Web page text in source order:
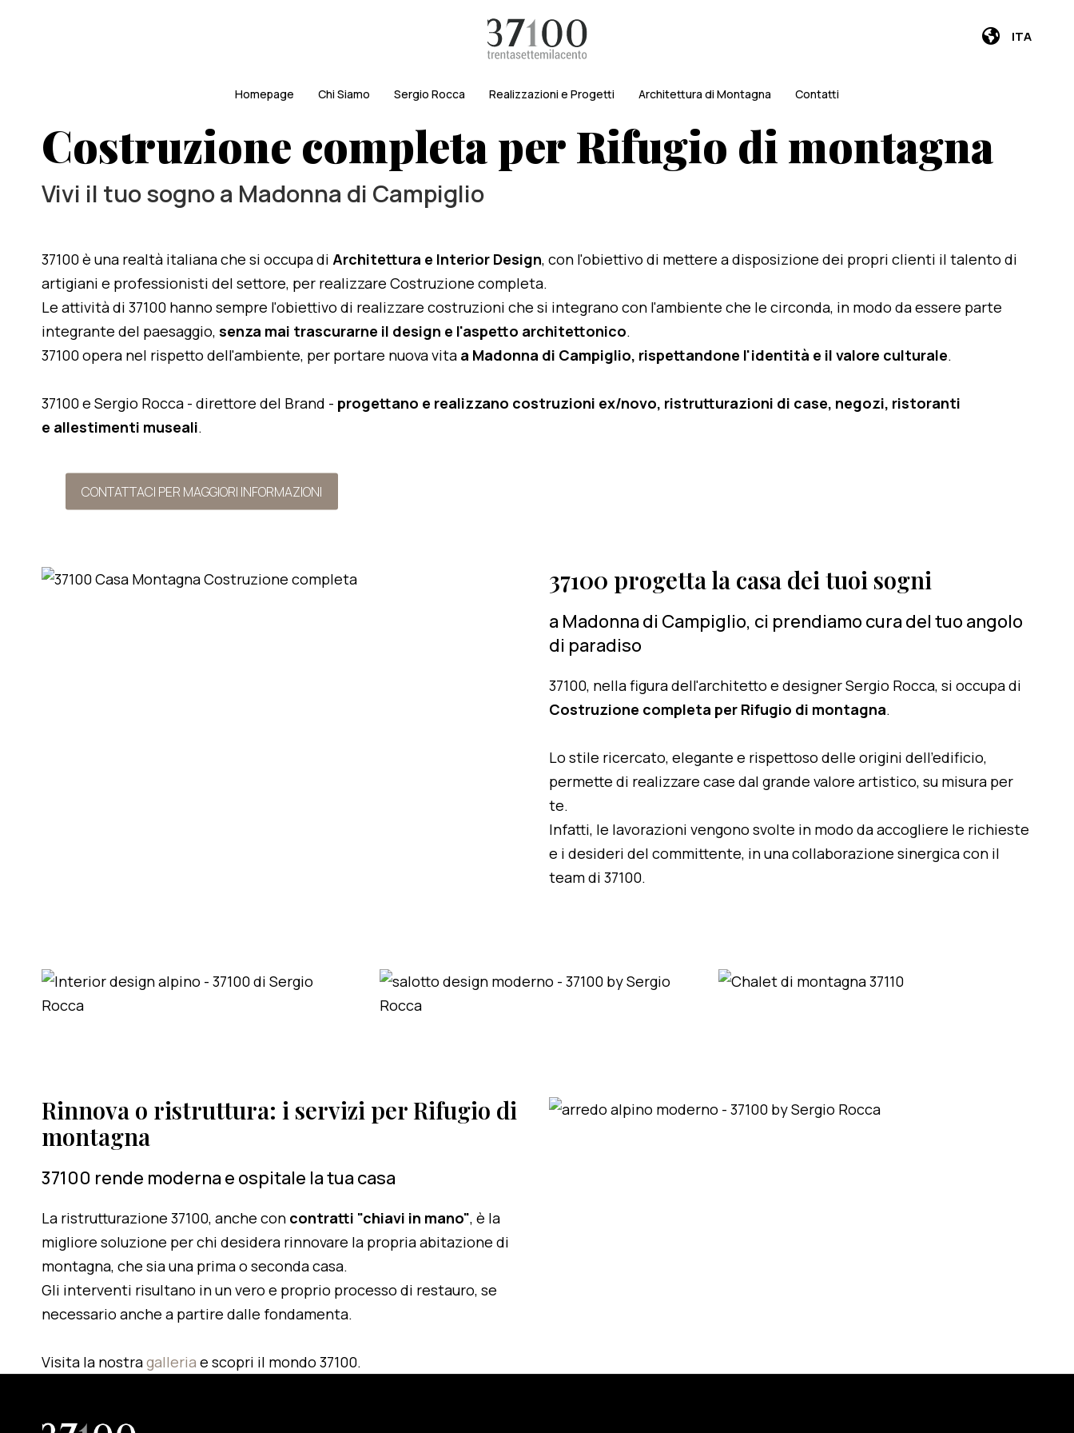
ITA
Homepage Chi Siamo Sergio Rocca Realizzazioni e Progetti Architettura di Montagna Contatti
Costruzione completa per Rifugio di montagna
Vivi il tuo sogno a Madonna di Campiglio
37100 è una realtà italiana che si occupa di Architettura e Interior Design, con l'obiettivo di mettere a disposizione dei propri clienti il talento di
artigiani e professionisti del settore, per realizzare Costruzione completa.
Le attività di 37100 hanno sempre l'obiettivo di realizzare costruzioni che si integrano con l'ambiente che le circonda, in modo da essere parte
integrante del paesaggio, senza mai trascurarne il design e l'aspetto architettonico.
37100 opera nel rispetto dell'ambiente, per portare nuova vita a Madonna di Campiglio, rispettandone l'identità e il valore culturale.
37100 e Sergio Rocca - direttore del Brand - progettano e realizzano costruzioni ex/novo, ristrutturazioni di case, negozi, ristoranti
e allestimenti museali.
CONTATTACI PER MAGGIORI INFORMAZIONI
37100 progetta la casa dei tuoi sogni
a Madonna di Campiglio, ci prendiamo cura del tuo angolo
di paradiso
37100, nella figura dell'architetto e designer Sergio Rocca, si occupa di
Costruzione completa per Rifugio di montagna.
Lo stile ricercato, elegante e rispettoso delle origini dell'edificio,
permette di realizzare case dal grande valore artistico, su misura per
te.
Infatti, le lavorazioni vengono svolte in modo da accogliere le richieste
e i desideri del committente, in una collaborazione sinergica con il
team di 37100.
Rinnova o ristruttura: i servizi per Rifugio di
montagna
37100 rende moderna e ospitale la tua casa
La ristrutturazione 37100, anche con contratti "chiavi in mano", è la
migliore soluzione per chi desidera rinnovare la propria abitazione di
montagna, che sia una prima o seconda casa.
Gli interventi risultano in un vero e proprio processo di restauro, se
necessario anche a partire dalle fondamenta.
Visita la nostragalleria e scopri il mondo 37100.